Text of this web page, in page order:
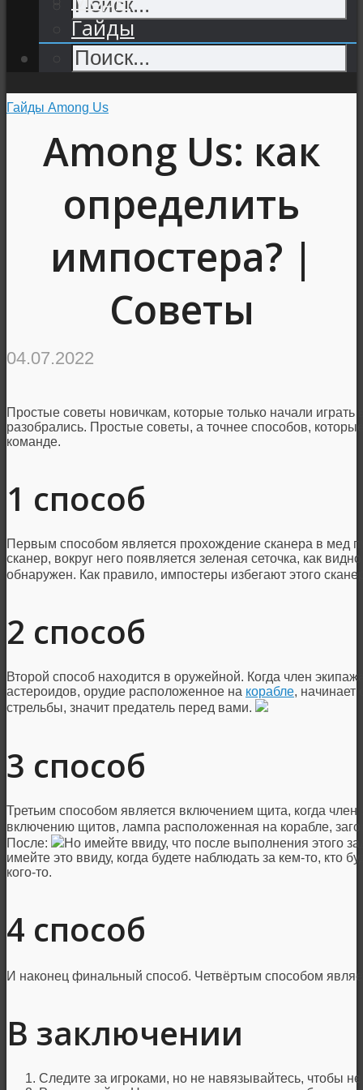
Гайды
Гайды Among Us
Among Us: как
определить
импостера? |
Советы
04.07.2022
Простые советы новичкам, которые только начали играть
разобрались. Простые советы, а точнее способов,
команде.
1 способ
Первым способом является прохождение сканера в мед
сканер, вокруг него появляется зеленая сеточка, как
обнаружен. Как правило, импостеры избегают этого
2 способ
Второй способ находится в оружейной. Когда член
астероидов, орудие расположенное на корабле, начинает
стрельбы, значит предатель перед вами.
3 способ
Третьим способом является включением щита, когда
включению щитов, лампа расположенная на корабле,
После:
Но имейте ввиду, что после выполнения этого
имейте это ввиду, когда будете наблюдать за кем-то, кто
кого-то.
4 способ
И наконец финальный способ. Четвёртым способом
В заключении
Следите за игроками, но не навязывайтесь, чтобы